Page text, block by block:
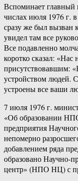
Вспоминает
числах июля 1976 г.
сразу же был
увидел там все
Все подавленно
коротко сказал: «Нас
присутствовавшим:
устройством людей.
устроены все ваши
7 июля 1976 г.
«Об образовании
предприятия
непомерно
добавлением ряда
образовано Научно-
центр» (НПО НЦ) с